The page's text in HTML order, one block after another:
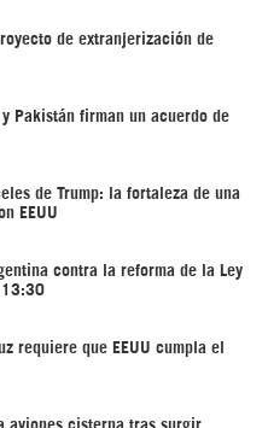
de extranjerización de
Pakistán firman un acuerdo de
de Trump: la fortaleza de una
EEUU
contra la reforma de la Ley
13:30
requiere que EEUU cumpla el
aviones cisterna tras surgir